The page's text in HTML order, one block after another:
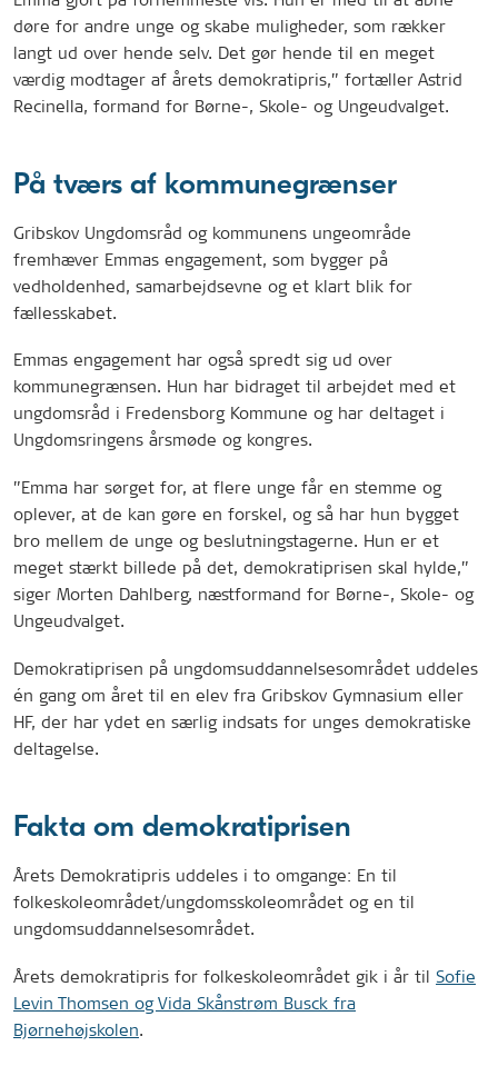
døre for andre unge og skabe muligheder, som rækker
langt ud over hende selv. Det gør hende til en meget
værdig modtager af årets demokratipris,” fortæller Astrid
Recinella, formand for Børne-, Skole- og Ungeudvalget.
På tværs af kommunegrænser
Gribskov Ungdomsråd og kommunens ungeområde
fremhæver Emmas engagement, som bygger på
vedholdenhed, samarbejdsevne og et klart blik for
fællesskabet.
Emmas engagement har også spredt sig ud over
kommunegrænsen. Hun har bidraget til arbejdet med et
ungdomsråd i Fredensborg Kommune og har deltaget i
Ungdomsringens årsmøde og kongres.
”Emma har sørget for, at flere unge får en stemme og
oplever, at de kan gøre en forskel, og så har hun bygget
bro mellem de unge og beslutningstagerne. Hun er et
meget stærkt billede på det, demokratiprisen skal hylde,”
siger Morten Dahlberg, næstformand for Børne-, Skole- og
Ungeudvalget.
Demokratiprisen på ungdomsuddannelsesområdet uddeles
én gang om året til en elev fra Gribskov Gymnasium eller
HF, der har ydet en særlig indsats for unges demokratiske
deltagelse.
Fakta om demokratiprisen
Årets Demokratipris uddeles i to omgange: En til
folkeskoleområdet/ungdomsskoleområdet og en til
ungdomsuddannelsesområdet.
Årets demokratipris for folkeskoleområdet gik i år til Sofie
Levin Thomsen og Vida Skånstrøm Busck fra
Bjørnehøjskolen.